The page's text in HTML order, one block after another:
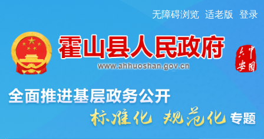
无障碍浏览 适老版 登录